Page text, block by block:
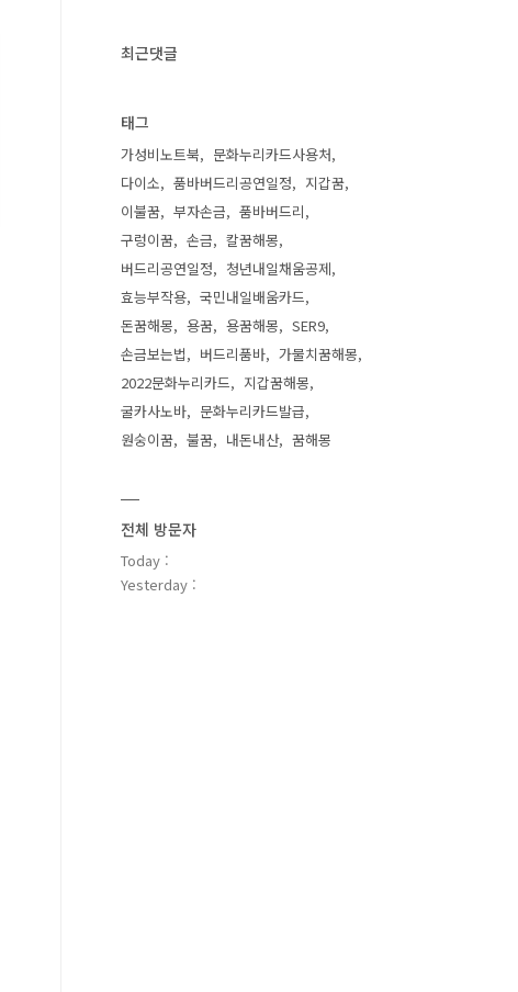
최근댓글
태그
가성비노트북
문화누리카드사용처
다이소
품바버드리공연일정
지갑꿈
이불꿈
부자손금
품바버드리
구렁이꿈
손금
칼꿈해몽
버드리공연일정
청년내일채움공제
효능부작용
국민내일배움카드
돈꿈해몽
용꿈 용꿈해몽
SER9
손금보는법
버드리품바
가물치꿈해몽
2022문화누리카드
지갑꿈해몽
굴카사노바
문화누리카드발급
원숭이꿈
불꿈 내돈내산 꿈해몽
전체 방문자
Today :
Yesterday :